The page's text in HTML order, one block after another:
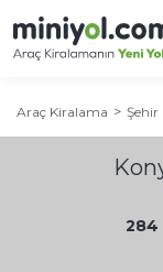
Araç Kiralama Şehir
284